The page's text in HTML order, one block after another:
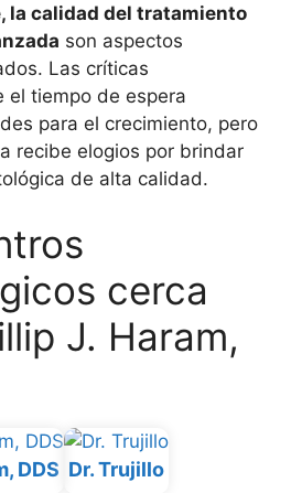
la calidad del tratamiento
son aspectos
Las críticas
el tiempo de espera
para el crecimiento, pero
recibe elogios por brindar
de alta calidad.
cerca
J. Haram,
DDS Dr. Trujillo